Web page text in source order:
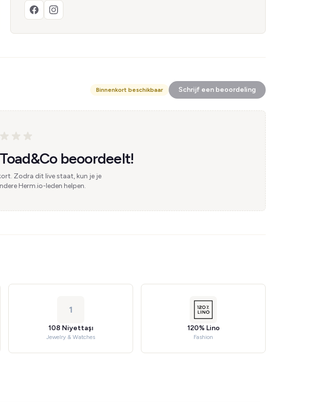
Binnenkort beschikbaar Schrijf een beoordeling
beoordeelt!
Zodra dit live staat, kun je je
Herm.io-leden helpen.
1
108 Niyettaşı
Jewelry & Watches
120% Lino
Fashion